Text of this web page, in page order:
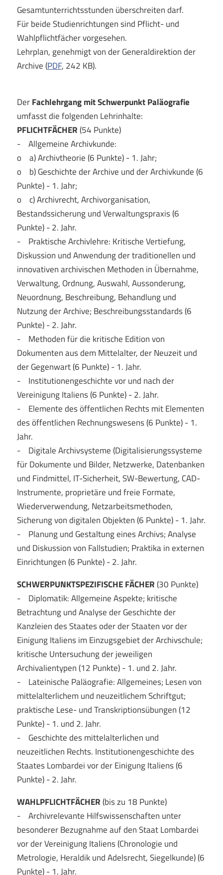
Gesamtunterrichtsstunden überschreiten darf.
Für beide Studienrichtungen sind Pflicht- und
Wahlpflichtfächer vorgesehen.
Lehrplan, genehmigt von der Generaldirektion der
Archive (PDF, 242 KB).
DerFachlehrgang mit Schwerpunkt Paläografie
umfasst die folgenden Lehrinhalte:
PFLICHTFÄCHER(54 Punkte)
- Allgemeine Archivkunde:
o a) Archivtheorie (6 Punkte) - 1. Jahr;
o b) Geschichte der Archive und der Archivkunde (6
Punkte) - 1. Jahr;
o c) Archivrecht, Archivorganisation,
Bestandssicherung und Verwaltungspraxis (6
Punkte) - 2. Jahr.
- Praktische Archivlehre: Kritische Vertiefung,
Diskussion und Anwendung der traditionellen und
innovativen archivischen Methoden in Übernahme,
Verwaltung, Ordnung, Auswahl, Aussonderung,
Neuordnung, Beschreibung, Behandlung und
Nutzung der Archive; Beschreibungsstandards (6
Punkte) - 2. Jahr.
- Methoden für die kritische Edition von
Dokumenten aus dem Mittelalter, der Neuzeit und
der Gegenwart (6 Punkte) - 1. Jahr.
- Institutionengeschichte vor und nach der
Vereinigung Italiens (6 Punkte) - 2. Jahr.
- Elemente des öffentlichen Rechts mit Elementen
des öffentlichen Rechnungswesens (6 Punkte) - 1.
Jahr.
- Digitale Archivsysteme (Digitalisierungssysteme
für Dokumente und Bilder, Netzwerke, Datenbanken
und Findmittel, IT-Sicherheit, SW-Bewertung, CAD-
Instrumente, proprietäre und freie Formate,
Wiederverwendung, Netzarbeitsmethoden,
Sicherung von digitalen Objekten (6 Punkte) - 1. Jahr.
- Planung und Gestaltung eines Archivs; Analyse
und Diskussion von Fallstudien; Praktika in externen
Einrichtungen (6 Punkte) - 2. Jahr.
SCHWERPUNKTSPEZIFISCHE FÄCHER(30 Punkte)
- Diplomatik: Allgemeine Aspekte; kritische
Betrachtung und Analyse der Geschichte der
Kanzleien des Staates oder der Staaten vor der
Einigung Italiens im Einzugsgebiet der Archivschule;
kritische Untersuchung der jeweiligen
Archivalientypen (12 Punkte) - 1. und 2. Jahr.
- Lateinische Paläografie: Allgemeines; Lesen von
mittelalterlichem und neuzeitlichem Schriftgut;
praktische Lese- und Transkriptionsübungen (12
Punkte) - 1. und 2. Jahr.
- Geschichte des mittelalterlichen und
neuzeitlichen Rechts. Institutionengeschichte des
Staates Lombardei vor der Einigung Italiens (6
Punkte) - 2. Jahr.
WAHLPFLICHTFÄCHER(bis zu 18 Punkte)
- Archivrelevante Hilfswissenschaften unter
besonderer Bezugnahme auf den Staat Lombardei
vor der Vereinigung Italiens (Chronologie und
Metrologie, Heraldik und Adelsrecht, Siegelkunde) (6
Punkte) - 1. Jahr.